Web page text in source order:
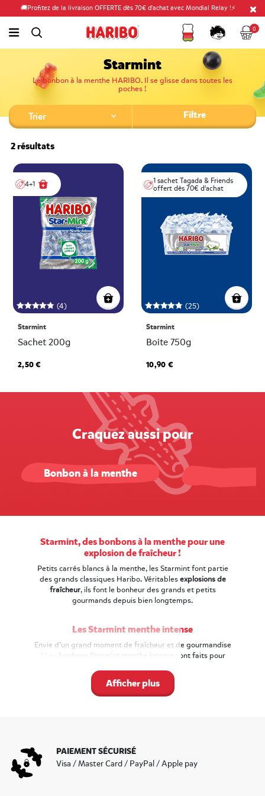
🚚Profitez de la livraison OFFERTE dès 70€ d'achat avec Mondial Relay !⚡
link.header.menu.label
simplesearch.search.label Fidélité
Compte
Panier
0
Starmint
Le bonbon à la menthe HARIBO. Il se glisse dans toutes les
poches !
Filtre
2 résultats
(4)
4+1
Starmint
Sachet 200g
2,50 €
(25)
1 sachet Tagada & Friends
offert dès 70€ d'achat
Starmint
Boite 750g
10,90 €
Craquez aussi pour
Bonbon à la menthe
Starmint, des bonbons à la menthe pour une
explosion de fraîcheur !
Petits carrés blancs à la menthe, les Starmint font partie
des grands classiques Haribo. Véritablesexplosions de
fraîcheur, ils font le bonheur des grands et petits
gourmands depuis bien longtemps.
LesStarmint menthe intense
Envie d’un grand moment de fraîcheur et de gourmandise
sont faits pour
bonbonnièreà la maison ou au bureau pour y piocher
des douceurs dès que l’envie vous en prend ! A moins que
vous les préfériez dans leurs emballages individuels pour
Pour les adeptes de menthe
Afficher plus
PAIEMENT SÉCURISÉ
Visa / Master Card / PayPal / Apple pay